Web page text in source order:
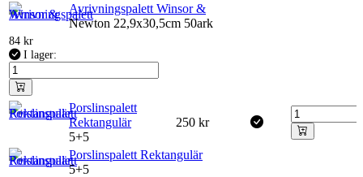
Avrivningspalett Winsor &
Newton 22,9x30,5cm 50ark
84 kr
I lager:
Porslinspalett
Rektangulär
5+5
250 kr
Porslinspalett Rektangulär
5+5